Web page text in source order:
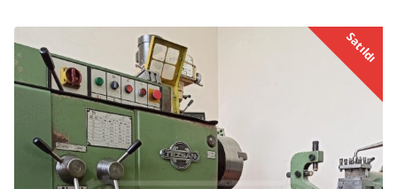
Satıldı